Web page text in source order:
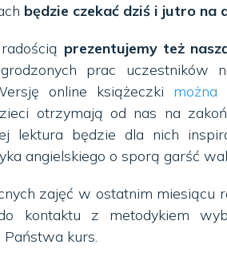
będzie czekać dziś i jutro na
prezentujemy też
prac uczestników
online książeczki można
otrzymają od nas na
lektura będzie dla nich
angielskiego o sporą garść
zajęć w ostatnim miesiącu
kontaktu z metodykiem
kurs.